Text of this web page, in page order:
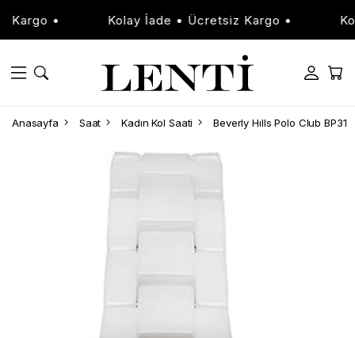
• Kolay İade • Ücretsiz Kargo •
Anasayfa Saat Kadın Kol Saati Beverly Hılls Polo Club